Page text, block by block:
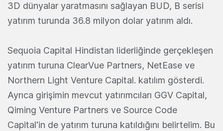
3D dünyalar yaratmasını sağlayan BUD, B serisi
yatırım turunda 36.8 milyon dolar yatırım aldı.
Sequoia Capital Hindistan liderliğinde gerçekleşen
yatırım turuna ClearVue Partners, NetEase ve
Northern Light Venture Capital. katılım gösterdi.
Ayrıca girişimin mevcut yatırımcıları GGV Capital,
Qiming Venture Partners ve Source Code
Capital'in de yatırım turuna katıldığını belirtelim. Bu